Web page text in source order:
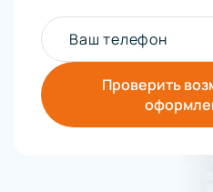
Ваш телефон
Проверить